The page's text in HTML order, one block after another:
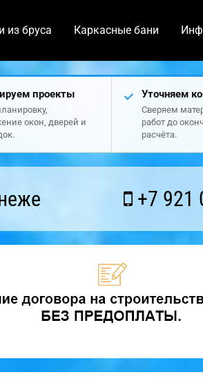
из бруса Каркасные бани
проекты
окон, дверей и
Уточняем
Сверяем
работ до
расчёта.
+7 921